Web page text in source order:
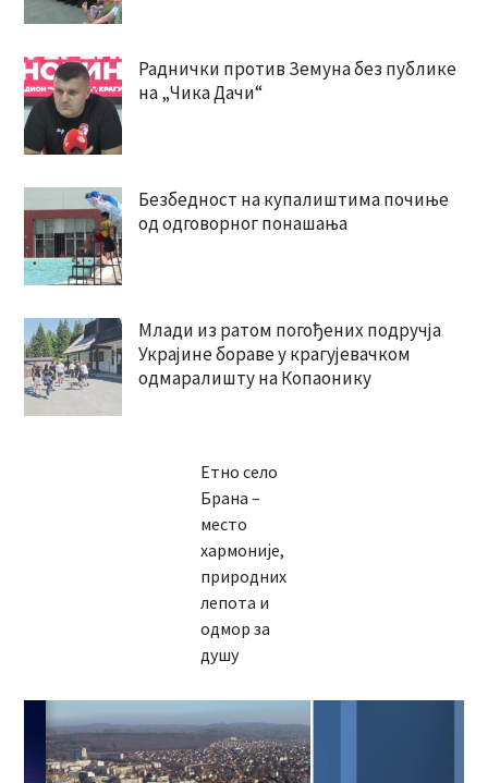
Раднички против Земуна без публике
на „Чика Дачи“
Безбедност на купалиштима почиње
од одговорног понашања
Млади из ратом погођених подручја
Украјине бораве у крагујевачком
одмаралишту на Копаонику
Етно село
Брана –
место
хармоније,
природних
лепота и
одмор за
душу